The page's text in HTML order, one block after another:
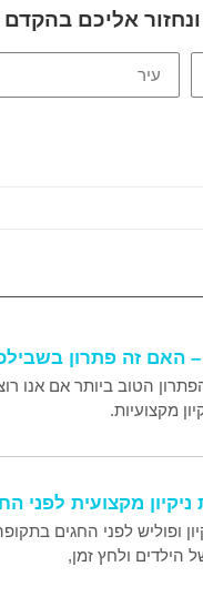
אליכם בהקדם
עיר
– האם זה פתרון
הטוב ביותר אם אנו
מקצועיות.
ופוליש לפני החגים
הילדים ולחץ זמן,